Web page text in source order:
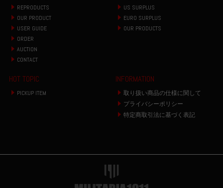
REPRODUCTS
OUR PRODUCT
USER GUIDE
ORDER
AUCTION
CONTACT
US SURPLUS
EURO SURPLUS
OUR PRODUCTS
HOT TOPIC
PICKUP ITEM
INFORMATION
取り扱い商品の仕様に関して
プライバシーポリシー
特定商取引法に基づく表記